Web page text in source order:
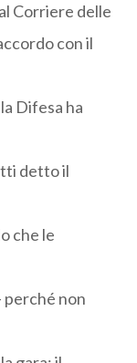
Corriere delle
con il
Difesa ha
detto il
che le
perché non